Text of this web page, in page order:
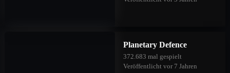
Planetary Defence
372.683 mal gespielt
Veröffentlicht vor 7 Jahren